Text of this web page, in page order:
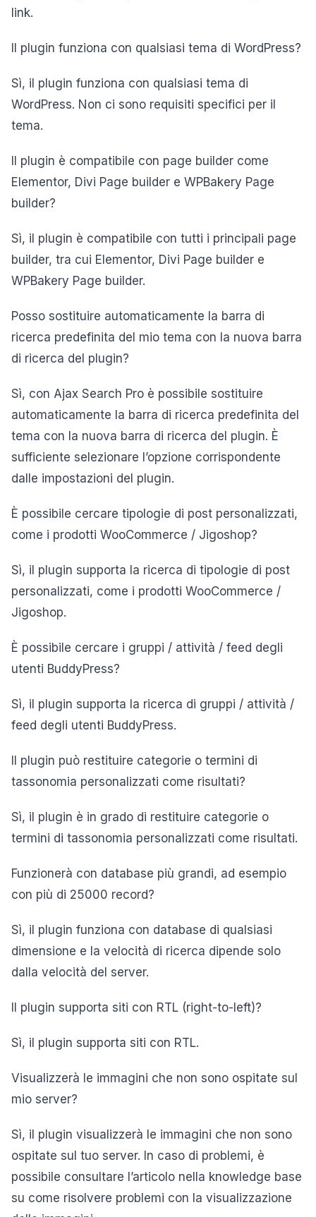
link.
Il plugin funziona con qualsiasi tema di WordPress?
Sì, il plugin funziona con qualsiasi tema di
WordPress. Non ci sono requisiti specifici per il
tema.
Il plugin è compatibile con page builder come
Elementor, Divi Page builder e WPBakery Page
builder?
Sì, il plugin è compatibile con tutti i principali page
builder, tra cui Elementor, Divi Page builder e
WPBakery Page builder.
Posso sostituire automaticamente la barra di
ricerca predefinita del mio tema con la nuova barra
di ricerca del plugin?
Sì, con Ajax Search Pro è possibile sostituire
automaticamente la barra di ricerca predefinita del
tema con la nuova barra di ricerca del plugin. È
sufficiente selezionare l’opzione corrispondente
dalle impostazioni del plugin.
È possibile cercare tipologie di post personalizzati,
come i prodotti WooCommerce / Jigoshop?
Sì, il plugin supporta la ricerca di tipologie di post
personalizzati, come i prodotti WooCommerce /
Jigoshop.
È possibile cercare i gruppi / attività / feed degli
utenti BuddyPress?
Sì, il plugin supporta la ricerca di gruppi / attività /
feed degli utenti BuddyPress.
Il plugin può restituire categorie o termini di
tassonomia personalizzati come risultati?
Sì, il plugin è in grado di restituire categorie o
termini di tassonomia personalizzati come risultati.
Funzionerà con database più grandi, ad esempio
con più di 25000 record?
Sì, il plugin funziona con database di qualsiasi
dimensione e la velocità di ricerca dipende solo
dalla velocità del server.
Il plugin supporta siti con RTL (right-to-left)?
Sì, il plugin supporta siti con RTL.
Visualizzerà le immagini che non sono ospitate sul
mio server?
Sì, il plugin visualizzerà le immagini che non sono
ospitate sul tuo server. In caso di problemi, è
possibile consultare l’articolo nella knowledge base
su come risolvere problemi con la visualizzazione